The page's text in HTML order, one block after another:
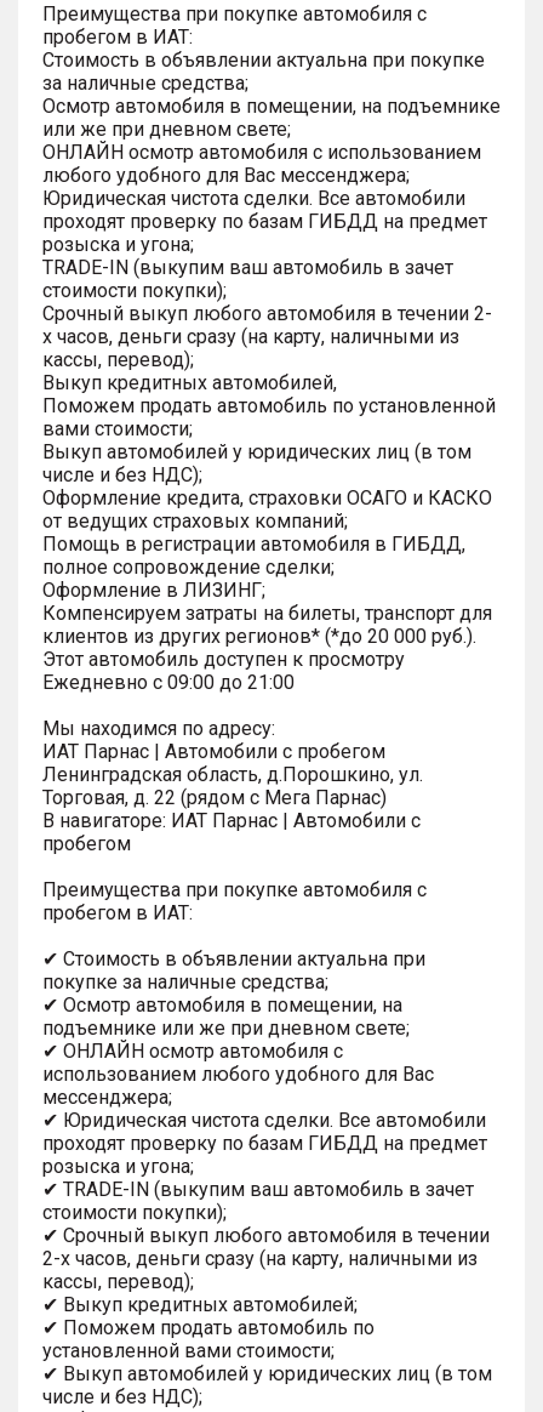
Преимущества при покупке автомобиля с
пробегом в ИАТ:
Стоимость в объявлении актуальна при покупке
за наличные средства;
Осмотр автомобиля в помещении, на подъемнике
или же при дневном свете;
ОНЛАЙН осмотр автомобиля с использованием
любого удобного для Вас мессенджера;
Юридическая чистота сделки. Все автомобили
проходят проверку по базам ГИБДД на предмет
розыска и угона;
TRADE-IN (выкупим ваш автомобиль в зачет
стоимости покупки);
Срочный выкуп любого автомобиля в течении 2-
х часов, деньги сразу (на карту, наличными из
кассы, перевод);
Выкуп кредитных автомобилей,
Поможем продать автомобиль по установленной
вами стоимости;
Выкуп автомобилей у юридических лиц (в том
числе и без НДС);
Оформление кредита, страховки ОСАГО и КАСКО
от ведущих страховых компаний;
Помощь в регистрации автомобиля в ГИБДД,
полное сопровождение сделки;
Оформление в ЛИЗИНГ;
Компенсируем затраты на билеты, транспорт для
клиентов из других регионов* (*до 20 000 руб.).
Этот автомобиль доступен к просмотру
Ежедневно с 09:00 до 21:00
Мы находимся по адресу:
ИАТ Парнас | Автомобили с пробегом
Ленинградская область, д.Порошкино, ул.
Торговая, д. 22 (рядом с Мега Парнас)
В навигаторе: ИАТ Парнас | Автомобили с
пробегом
Преимущества при покупке автомобиля с
пробегом в ИАТ:
✔ Стоимость в объявлении актуальна при
покупке за наличные средства;
✔ Осмотр автомобиля в помещении, на
подъемнике или же при дневном свете;
✔ ОНЛАЙН осмотр автомобиля с
использованием любого удобного для Вас
мессенджера;
✔ Юридическая чистота сделки. Все автомобили
проходят проверку по базам ГИБДД на предмет
розыска и угона;
✔ TRADE-IN (выкупим ваш автомобиль в зачет
стоимости покупки);
✔ Срочный выкуп любого автомобиля в течении
2-х часов, деньги сразу (на карту, наличными из
кассы, перевод);
✔ Выкуп кредитных автомобилей;
✔ Поможем продать автомобиль по
установленной вами стоимости;
✔ Выкуп автомобилей у юридических лиц (в том
числе и без НДС);